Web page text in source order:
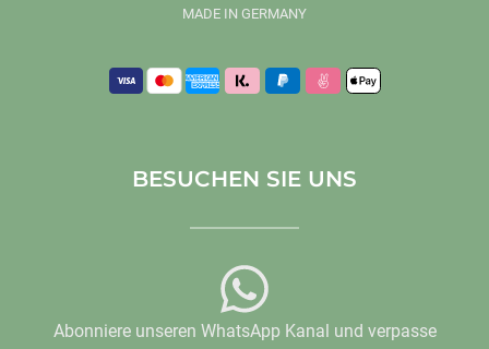
MADE IN GERMANY
BESUCHEN SIE UNS
Abonniere unseren WhatsApp Kanal und verpasse